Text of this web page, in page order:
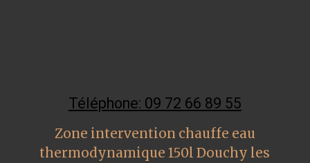
Téléphone: 09 72 66 89 55
Zone intervention chauffe eau
thermodynamique 150l Douchy les